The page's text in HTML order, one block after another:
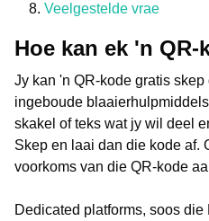
Veelgestelde vrae
Hoe kan ek 'n
Jy kan 'n QR-kode gratis
ingeboude
skakel of teks wat jy wil deel
Skep en laai dan die kode af.
voorkoms van die QR-kode
Dedicated platforms, soos